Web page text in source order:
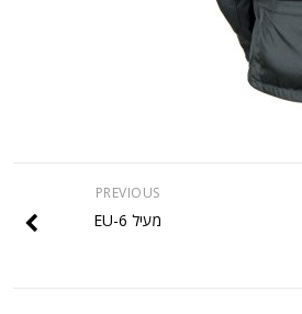
PREVIOUS
מעיל EU-6